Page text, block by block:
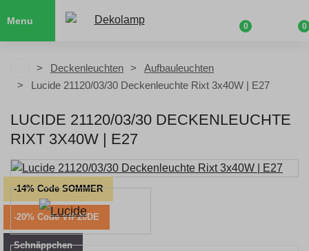
Menu
0 0
Deckenleuchten
Aufbauleuchten
Lucide 21120/03/30 Deckenleuchte Rixt 3x40W | E27
LUCIDE 21120/03/30 DECKENLEUCHTE
RIXT 3X40W | E27
-14% Code SOMMER
-20% Code VIP20DE
Schnäppchen